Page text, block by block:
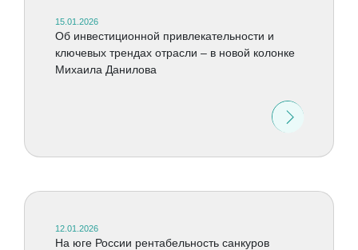
15.01.2026
Об инвестиционной привлекательности и
ключевых трендах отрасли – в новой колонке
Михаила Данилова
12.01.2026
На юге России рентабельность санкуров